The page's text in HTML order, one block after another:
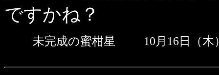
ですかね？
未完成の蜜柑星 10月16日（